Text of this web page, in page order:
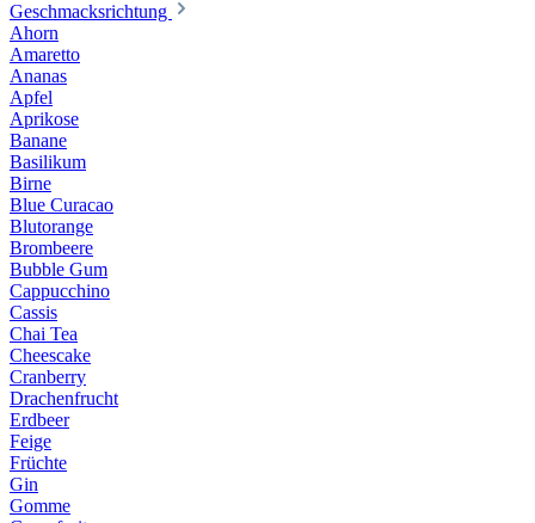
Geschmacksrichtung
Ahorn
Amaretto
Ananas
Apfel
Aprikose
Banane
Basilikum
Birne
Blue Curacao
Blutorange
Brombeere
Bubble Gum
Cappucchino
Cassis
Chai Tea
Cheescake
Cranberry
Drachenfrucht
Erdbeer
Feige
Früchte
Gin
Gomme